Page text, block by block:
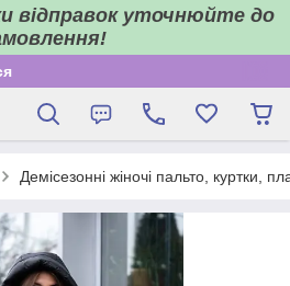
відправок уточнюйте до
Демісезонні жіночі пальто, куртки,